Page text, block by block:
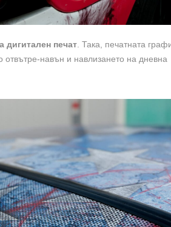
печат . Така, печатната
навън и навлизането на дневна